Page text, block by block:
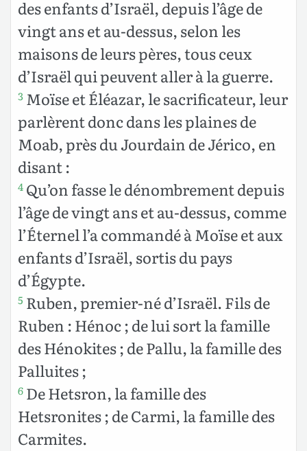
des enfants d’Israël, depuis l’âge de
vingt ans et au-dessus, selon les
maisons de leurs pères, tous ceux
d’Israël qui peuvent aller à la guerre.
3 Moïse et Éléazar, le sacrificateur, leur
parlèrent donc dans les plaines de
Moab, près du Jourdain de Jérico, en
disant :
4 Qu’on fasse le dénombrement depuis
l’âge de vingt ans et au-dessus, comme
l’Éternel l’a commandé à Moïse et aux
enfants d’Israël, sortis du pays
d’Égypte.
5 Ruben, premier-né d’Israël. Fils de
Ruben : Hénoc ; de lui sort la famille
des Hénokites ; de Pallu, la famille des
Palluites ;
6 De Hetsron, la famille des
Hetsronites ; de Carmi, la famille des
Carmites.